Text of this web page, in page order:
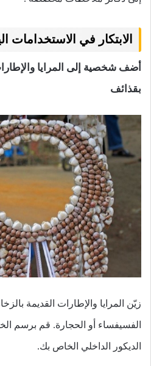
الابتكار في الاستخدامات
أضف شخصية إلى المرايا
بقذائف
زيّن المرايا والإطارات القديمة
الفسيفساء أو الحجارة. قم برسم
الديكور الداخلي الخاص بك.